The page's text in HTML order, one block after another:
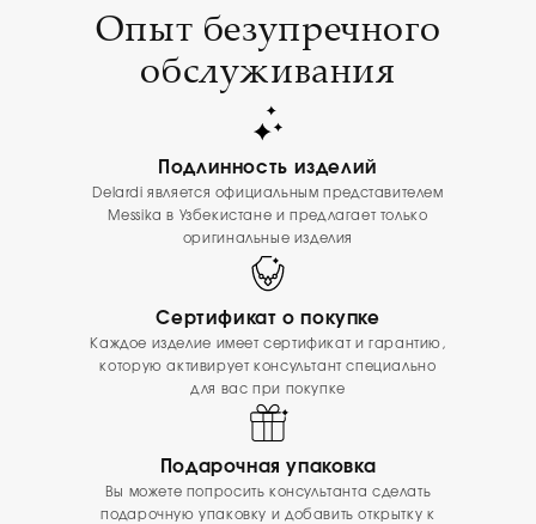
Опыт безупречного
обслуживания
Подлинность изделий
Delardi является официальным представителем
Messika в Узбекистане и предлагает только
оригинальные изделия
Сертификат о покупке
Каждое изделие имеет сертификат и гарантию,
которую активирует консультант специально
для вас при покупке
Подарочная упаковка
Вы можете попросить консультанта сделать
подарочную упаковку и добавить открытку к